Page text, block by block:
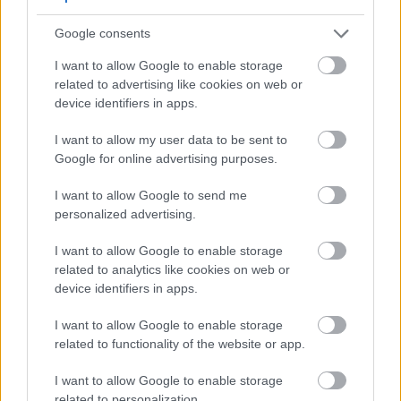
Google consents
I want to allow Google to enable storage
related to advertising like cookies on web or
device identifiers in apps.
I want to allow my user data to be sent to
Google for online advertising purposes.
I want to allow Google to send me
personalized advertising.
I want to allow Google to enable storage
related to analytics like cookies on web or
device identifiers in apps.
I want to allow Google to enable storage
related to functionality of the website or app.
I want to allow Google to enable storage
شجرة خوخ صغيرة صحية محاطة بالغطاء النباتي وخراطيم الري
بالتنقيط الدائرية التي توضح الإدارة السليمة للتربة والمياه.
انقر أو اضغط على الصورة لمزيد من المعلومات ودقة أعلى.
إرشادات الري
الري المناسب ضروري لصحة شجرة الخوخ وإنتاج الفاكهة:
الأشجار الجديدة: اسقِها بعمق مرة أسبوعيًا، بمعدل
جالونين تقريبًا لكل شجرة. زد الكمية إلى 3-4 جالونات في
التربة الرملية أو خلال فترات الجفاف والحر.
الأشجار المزروعة: قم بتوفير 1-2 بوصة من الماء أسبوعيًا